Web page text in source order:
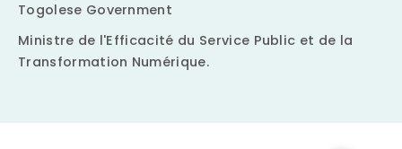
Togolese Government
Ministre de l'Efficacité du Service Public et de la
Transformation Numérique.